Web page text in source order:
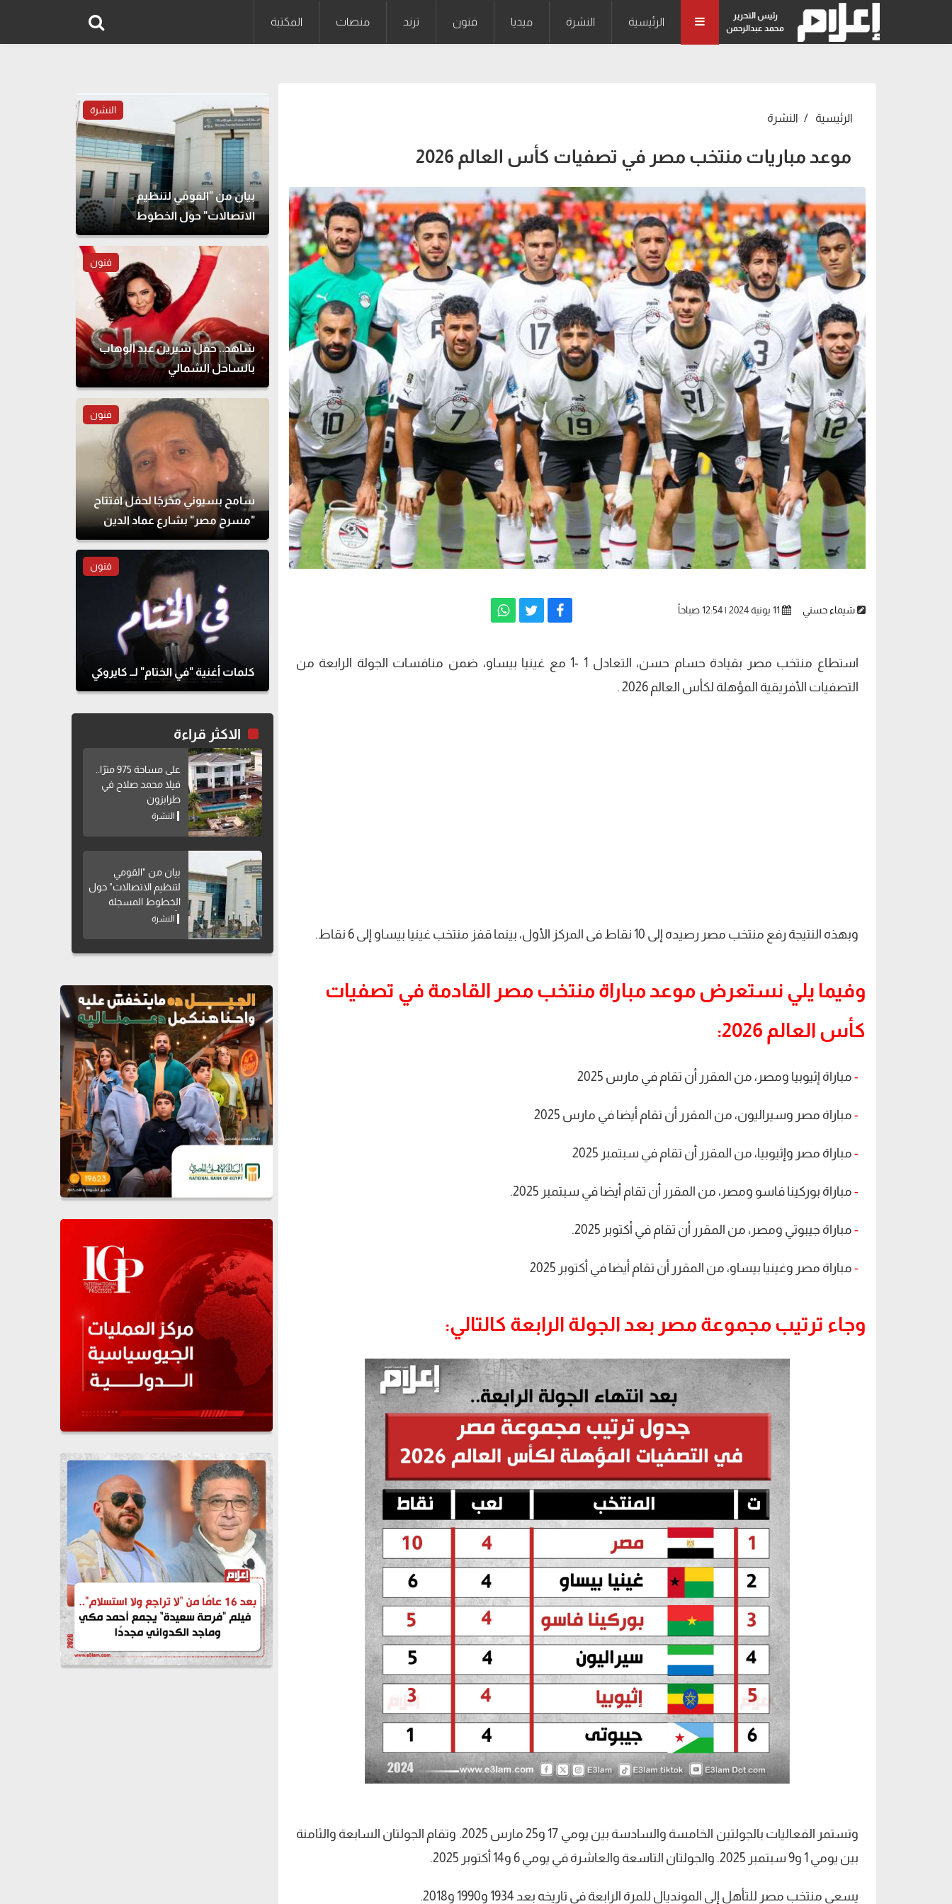
رئيس التحرير
محمد عبدالرحمن
الرئيسية النشرة ميديا فنون ترند منصات المكتبة
الرئيسية النشرة
موعد مباريات منتخب مصر في تصفيات كأس العالم 2026
شيماء حسني
استطاع منتخب مصر بقيادة حسام حسن، التعادل 1 -1 مع غينيا بيساو، ضمن منافسات الجولة الرابعة من
التصفيات الأفريقية المؤهلة لكأس العالم 2026 .
وبهذه النتيجة رفع منتخب مصر رصيده إلى 10 نقاط فى المركز الأول، بينما قفز منتخب غينيا بيساو إلى 6 نقاط.
وفيما يلي نستعرض موعد مباراة منتخب مصر القادمة في تصفيات
كأس العالم 2026:
- مباراة إثيوبيا ومصر، من المقرر أن تقام في مارس 2025
- مباراة مصر وسيراليون، من المقرر أن تقام أيضا في مارس 2025
- مباراة مصر وإثيوبيا، من المقرر أن تقام في سبتمبر 2025
- مباراة بوركينا فاسو ومصر، من المقرر أن تقام أيضا في سبتمبر 2025.
- مباراة جيبوتي ومصر، من المقرر أن تقام في أكتوبر 2025.
- مباراة مصر وغينيا بيساو، من المقرر أن تقام أيضا في أكتوبر 2025
وجاء ترتيب مجموعة مصر بعد الجولة الرابعة كالتالي:
وتستمر الفعاليات بالجولتين الخامسة والسادسة بين يومي 17 و25 مارس 2025. وتقام الجولتان السابعة والثامنة
بين يومي 1 و9 سبتمبر 2025. والجولتان التاسعة والعاشرة في يومي 6 و14 أكتوبر 2025.
يسعى منتخب مصر للتأهل إلى المونديال للمرة الرابعة في تاريخه بعد 1934 و1990 و2018.
النشرة
بيان من "القومي لتنظيم
الاتصالات" حول الخطوط
المسجلة بأسماء مواطنين دون
علمهم
فنون
شاهد.. حفل شيرين عبد الوهاب
بالساحل الشمالي
فنون
سامح بسيوني مخرجًا لحفل افتتاح
"مسرح مصر" بشارع عماد الدين
فنون
كلمات أغنية "في الختام" لــ كايروكي
الاكثر قراءة
على مساحة 975 مترًا..
فيلا محمد صلاح في
طرابزون
النشرة
بيان من "القومي
لتنظيم الاتصالات" حول
الخطوط المسجلة
بأسماء مواطنين دون
النشرة